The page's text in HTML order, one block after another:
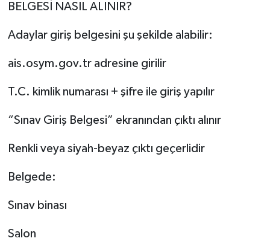
BELGESİ NASIL ALINIR?
Adaylar giriş belgesini şu şekilde alabilir:
ais.osym.gov.tr adresine girilir
T.C. kimlik numarası + şifre ile giriş yapılır
“Sınav Giriş Belgesi” ekranından çıktı alınır
Renkli veya siyah-beyaz çıktı geçerlidir
Belgede:
Sınav binası
Salon